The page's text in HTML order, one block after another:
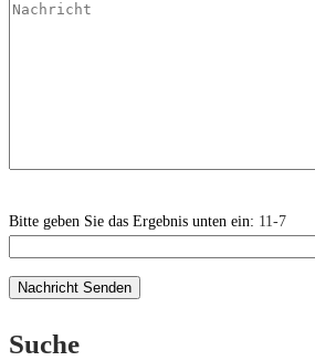
Bitte geben Sie das Ergebnis unten ein: 11-7
Suche